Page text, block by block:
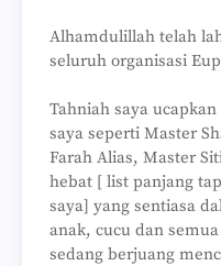
Alhamdulillah telah
seluruh organisasi
Tahniah saya
saya seperti Master
Farah Alias, Master
hebat [ list panjang
saya] yang sentiasa
anak, cucu dan
sedang berjuang